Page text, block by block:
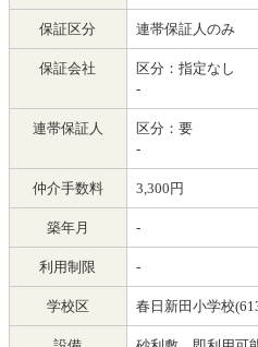
保証区分 連帯保証人のみ
保証会社
区分：指定なし
-
連帯保証人
区分：要
-
仲介手数料 3,300円
築年月 -
利用制限 -
学校区 春日新田小学校